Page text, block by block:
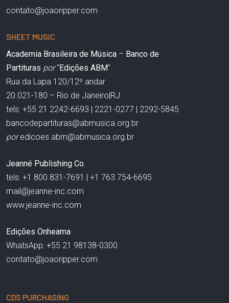
contato@joaoripper.com
SHEET MUSIC
Academia Brasileira de Música – Banco de
Partituras por“Edições ABM”
Rua da Lapa 120/12º andar
20.021-180 – Rio de Janeiro|RJ
tels: +55 21 2242-6693 | 2221-0277 | 2292-5845
bancodepartituras@abmusica.org.br
por edicoes.abm@abmusica.org.br
Jeanné Publishing Co.
tels: +1 800 831-7691 | +1 763 754-6695
mail@jeanne-inc.com
www.jeanne-inc.com
Edições Onheama
WhatsApp: +55 21 98138-0300
contato@joaoripper.com
CDS PURCHASING